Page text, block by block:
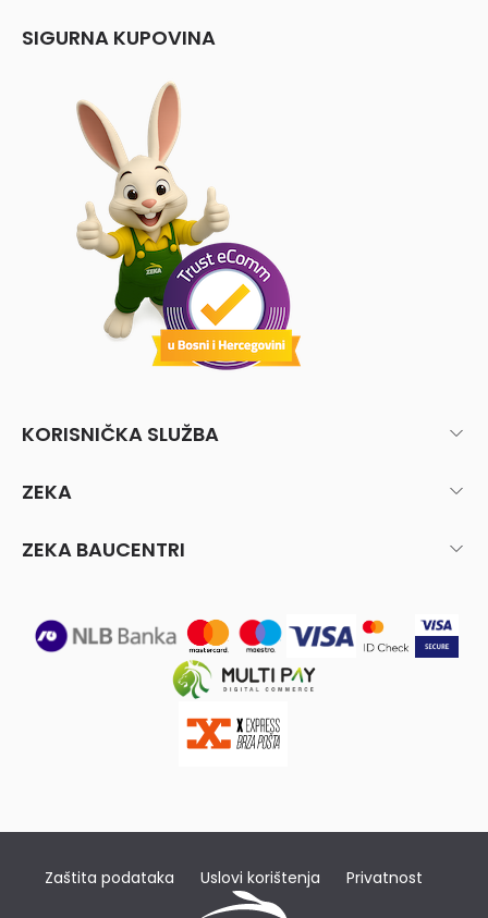
SIGURNA KUPOVINA
KORISNIČKA SLUŽBA
ZEKA
ZEKA BAUCENTRI
Zaštita podataka Uslovi korištenja Privatnost